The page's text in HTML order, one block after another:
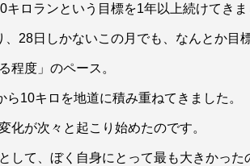
ロランという目標を1年以上続けてきま
28日しかないこの月でも、なんとか目
程度」のペース。
10キロを地道に積み重ねてきました。
化が次々と起こり始めたのです。
して、ぼく自身にとって最も大きかった